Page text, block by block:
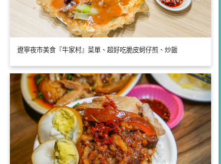
遼寧夜市美食『牛家村』菜單、超好吃脆皮蚵仔煎、炒飯